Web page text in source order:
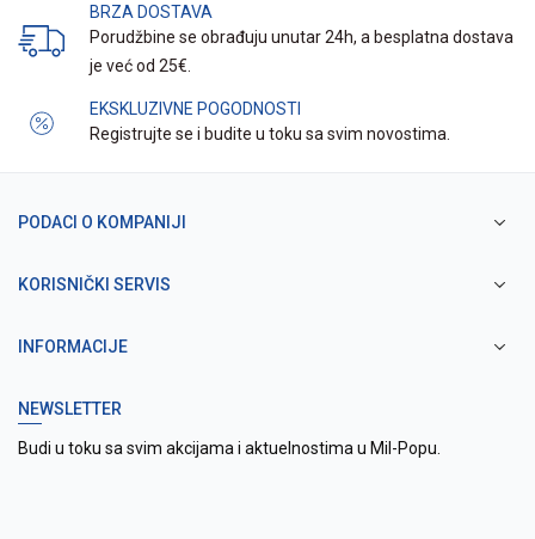
BRZA DOSTAVA
Porudžbine se obrađuju unutar 24h, a besplatna dostava
je već od 25€.
EKSKLUZIVNE POGODNOSTI
Registrujte se i budite u toku sa svim novostima.
PODACI O KOMPANIJI
KORISNIČKI SERVIS
INFORMACIJE
NEWSLETTER
Budi u toku sa svim akcijama i aktuelnostima u Mil-Popu.